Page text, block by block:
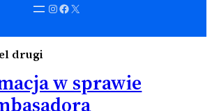
Instagram
Facebook
X
drugi
w sprawie